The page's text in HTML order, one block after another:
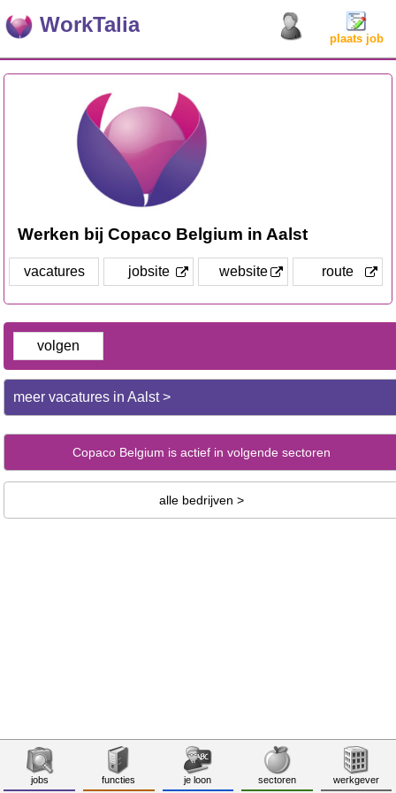
WorkTalia
plaats job
Werken bij Copaco Belgium in Aalst
vacatures jobsite website route
volgen
meer vacatures in Aalst >
Copaco Belgium is actief in volgende sectoren
alle bedrijven >
jobs functies je loon sectoren werkgever